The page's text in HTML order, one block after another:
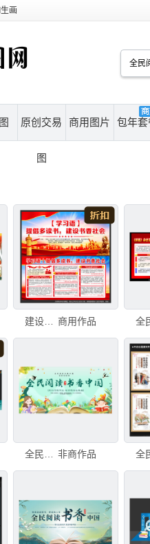
画
原创交易
图
商用图片 包年套
建设书香社会 商用作品
全民阅读展板 非商作品